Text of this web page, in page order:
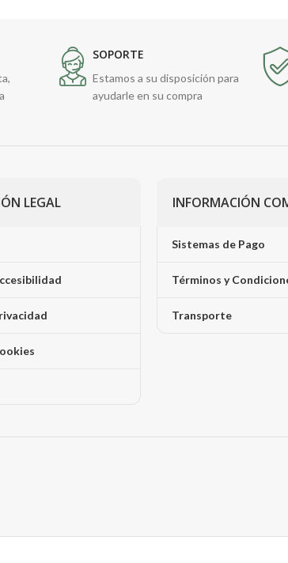
SOPORTE
Estamos a su disposición para
ayudarle en su compra
LEGAL INFORMACIÓN
Sistemas de Pago
Términos y
Transporte